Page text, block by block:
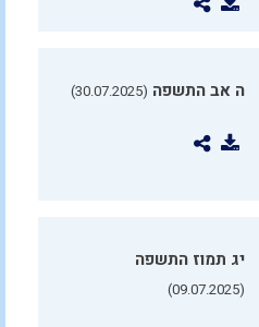
ה אב התשפה (30.07.2025)
יג תמוז התשפה
(09.07.2025)